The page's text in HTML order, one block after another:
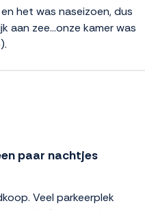
het was naseizoen, dus
aan zee...onze kamer was
paar nachtjes
Veel parkeerplek